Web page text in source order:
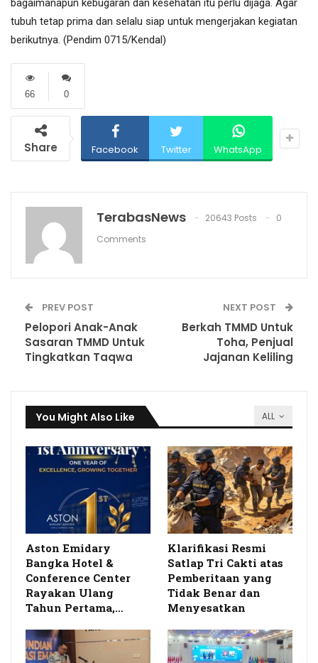
bagaimanapun kebugaran dan kesehatan itu perlu dijaga. Agar
tubuh tetap prima dan selalu siap untuk mengerjakan kegiatan
berikutnya. (Pendim 0715/Kendal)
0
66
Share Facebook Twitter WhatsApp
TerabasNews 20643 Posts
0
Comments
PREV POST
Pelopori Anak-Anak
Sasaran TMMD Untuk
Tingkatkan Taqwa
NEXT POST
Berkah TMMD Untuk
Toha, Penjual
Jajanan Keliling
ALL
You Might Also Like
Aston Emidary
Bangka Hotel &
Conference Center
Rayakan Ulang
Tahun Pertama,…
Klarifikasi Resmi
Satlap Tri Cakti atas
Pemberitaan yang
Tidak Benar dan
Menyesatkan